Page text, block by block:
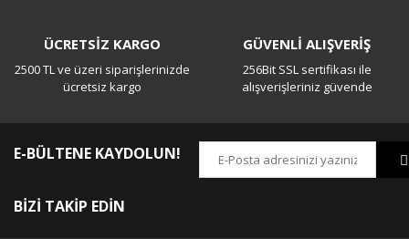
Dağlı oğlu fd 20 kutu iceriğinde neler var ustam?
M... U... | 01/06/2024
Dağlıoğlu FD 20
FD 20 kalibre süper ötesi bir av tüfeği olmuş elineze
Şimşek Batmaz | 04/12/2017
ÜCRETSİZ KARGO
2500 TL ve üzeri siparişlerinizde
ücretsiz kargo
GÜVENLİ ALIŞVERİŞ
256Bit SSL sertifikası ile
alışverişleriniz güvende
E-BÜLTENE KAYDOLUN!
BİZİ TAKİP EDİN